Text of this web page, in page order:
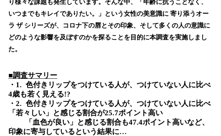
で
す
り様々な課題も発生しています。そんな中、「年齢に抗うことなく、
いつまでもキレイでありたい。」という女性の美意識に 寄り添うオー
ラ ザ シリーズが、コロナ下の唇とその印象、そして多くの人の意識に
どのような影響を及ぼすのかを探ることを目的に本調査を実施しまし
た。
■調査サマリー
・1. 色付きリップをつけている人が、つけていない人に比べ
4歳も若く見える!?
・2. 色付きリップをつけている人が、つけていない人に比べ
「若々しい」と感じる割合が25.7ポイント高い
「血色が良い」と感じる割合も47.4ポイント高いなど、
印象に寄与しているという結果に…